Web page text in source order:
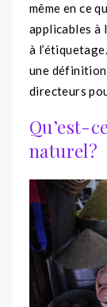
même en ce
applicables à
à
une
directeurs
Qu’est-
naturel?